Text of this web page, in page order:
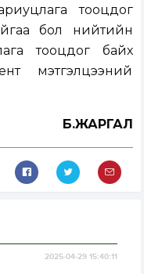
тооцдог
бол нийтийн
тооцдог байх
мэтгэлцээний
Б.ЖАРГАЛ
2025-04-29 15:40:11